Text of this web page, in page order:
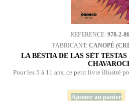
REFERENCE: 978-2-
FABRICANT: CANOPÉ
LA BÈSTIA DE LAS SÈT
Pour les 5 à 11 ans, ce petit livre illustré
Ajouter au panier